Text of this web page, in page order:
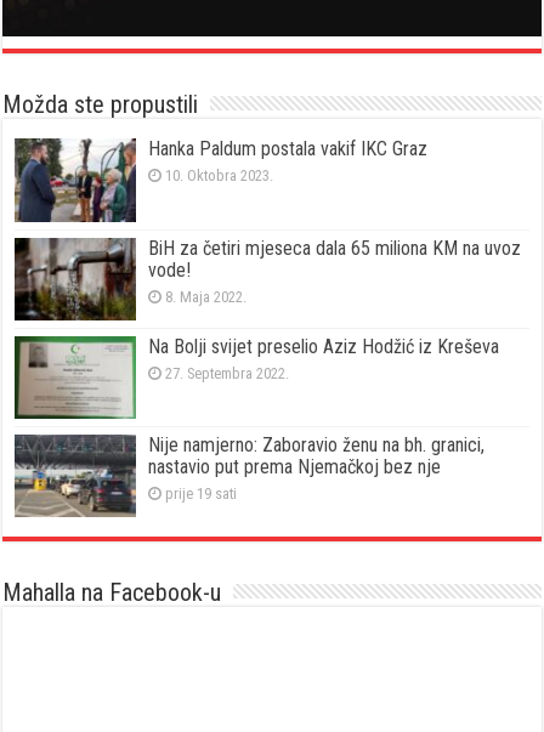
Možda ste propustili
Hanka Paldum postala vakif IKC Graz
10. Oktobra 2023.
BiH za četiri mjeseca dala 65 miliona KM na uvoz
vode!
8. Maja 2022.
Na Bolji svijet preselio Aziz Hodžić iz Kreševa
27. Septembra 2022.
Nije namjerno: Zaboravio ženu na bh. granici,
nastavio put prema Njemačkoj bez nje
prije 19 sati
Mahalla na Facebook-u